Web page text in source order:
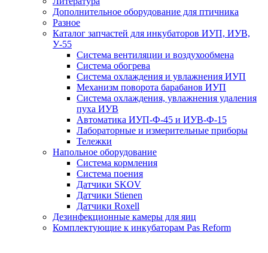
Дополнительное оборудование для птичника
Разное
Каталог запчастей для инкубаторов ИУП, ИУВ,
У-55
Система вентиляции и воздухообмена
Система обогрева
Система охлаждения и увлажнения ИУП
Механизм поворота барабанов ИУП
Система охлаждения, увлажнения удаления
пуха ИУВ
Автоматика ИУП-Ф-45 и ИУВ-Ф-15
Лабораторные и измерительные приборы
Тележки
Напольное оборудование
Система кормления
Система поения
Датчики SKOV
Датчики Stienen
Датчики Roxell
Дезинфекционные камеры для яиц
Комплектующие к инкубаторам Pas Reform